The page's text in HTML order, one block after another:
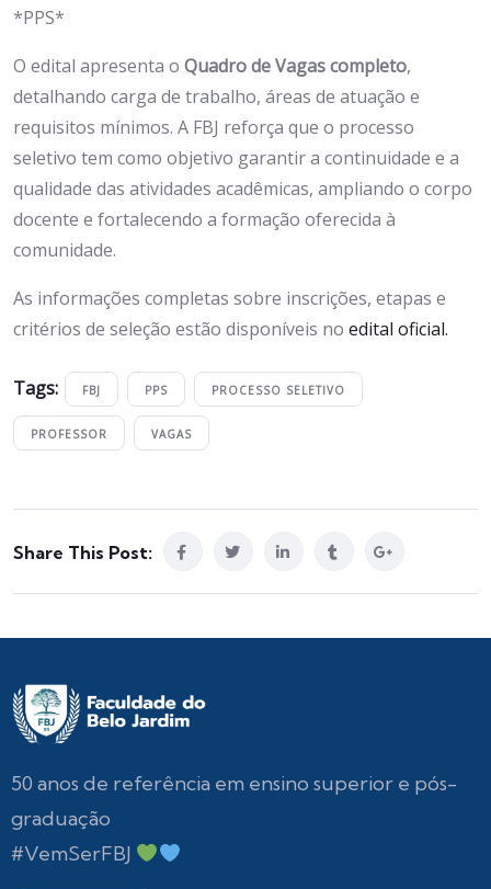
*PPS*
O edital apresenta o Quadro de Vagas completo,
detalhando carga de trabalho, áreas de atuação e
requisitos mínimos. A FBJ reforça que o processo
seletivo tem como objetivo garantir a continuidade e a
qualidade das atividades acadêmicas, ampliando o corpo
docente e fortalecendo a formação oferecida à
comunidade.
As informações completas sobre inscrições, etapas e
critérios de seleção estão disponíveis no edital oficial.
Tags: FBJ PPS PROCESSO SELETIVO
PROFESSOR VAGAS
Share This Post:
50 anos de referência em ensino superior e pós-
graduação
#VemSerFBJ